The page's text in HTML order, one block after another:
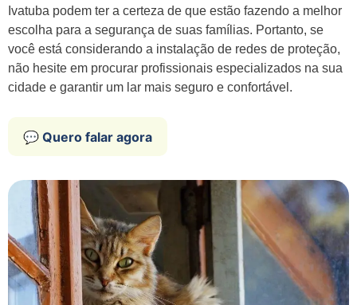
Ivatuba podem ter a certeza de que estão fazendo a melhor
escolha para a segurança de suas famílias. Portanto, se
você está considerando a instalação de redes de proteção,
não hesite em procurar profissionais especializados na sua
cidade e garantir um lar mais seguro e confortável.
💬 Quero falar agora